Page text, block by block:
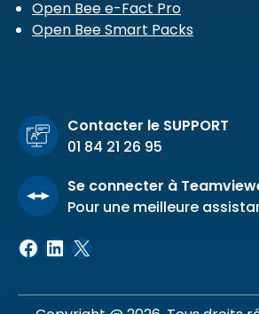
Open Bee e-Fact Pro
Open Bee Smart Packs
Contacter le SUPPORT
01 84 21 26 95
Se connecter à
Pour une meilleure
Facebook
LinkedIn
X